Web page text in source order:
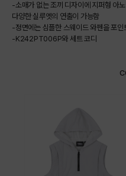
-소매가 없는 조끼 디자이에 지퍼형 아
다양한 실루엣의 연출이 가능함
-정면에는 심플한 스웨이드 와펜을 포인
-K242PT006P와 세트 코디